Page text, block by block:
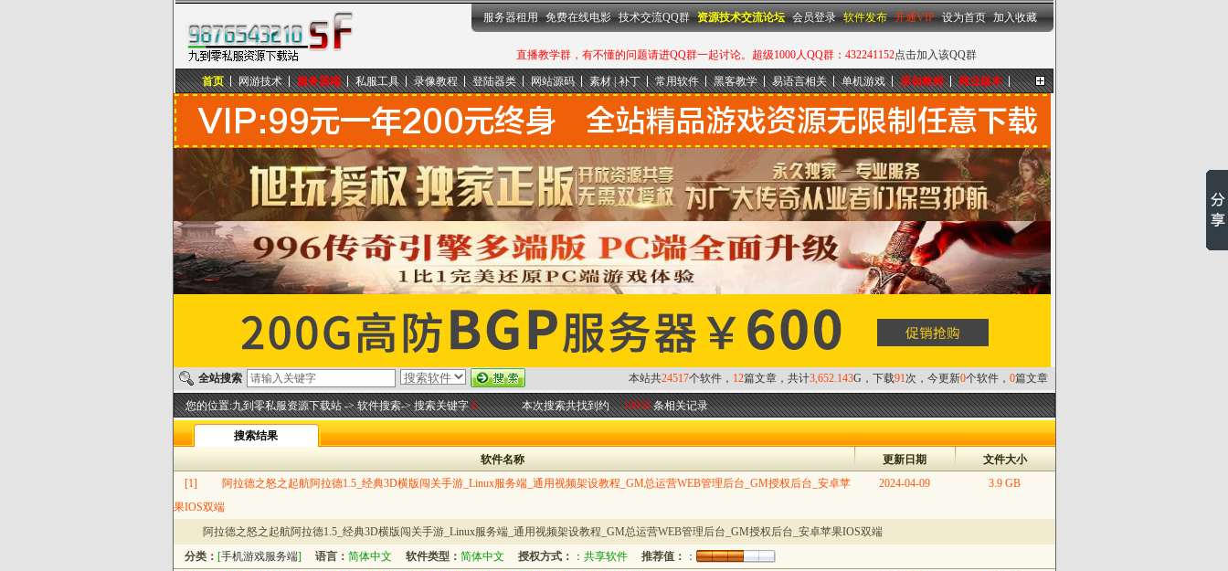
九到零私服资源下载站
设为首页|加入收藏
直播教学群，有不懂的问题请进QQ群一起讨论。超级1000人QQ群：432241152点击加入该QQ群
服务器租用 免费在线电影 技术交流QQ群 资源技术交流论坛 会员登录 软件发布 开通VIP 设为首页 加入收藏
更多...
首页 网游技术 服务器端 私服工具 录像教程 登陆器类 网站源码 素材 | 补丁 常用软件 黑客教学 易语言相关 单机游戏 原创教程 商业版本
本站共24517个软件， 12篇文章，共计3,652.143G，下载91次，今更新0个软件， 0篇文章
全站搜索
您的位置:九到零私服资源下载站-> 软件搜索-> 搜索关键字E本次搜索共找到约 19059条相关记录
搜索结果
文件大小
更新日期
软件名称
3.9 GB
2024-04-09
[1]
阿拉德之怒之起航阿拉德1.5_经典3D横版闯关手游_Linux服务端_通用视频架设教程_GM总运营WEB管理后台_GM授权后台_安卓苹
果IOS双端
阿拉德之怒之起航阿拉德1.5_经典3D横版闯关手游_Linux服务端_通用视频架设教程_GM总运营WEB管理后台_GM授权后台_安卓苹果IOS双端
分类： [手机游戏服务端] 语言： 简体中文 软件类型： 简体中文 授权方式： ： 共享软件 推荐值：
：